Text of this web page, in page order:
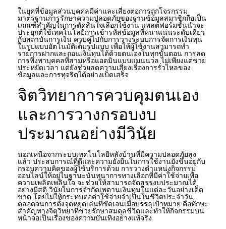
ในยุคที่ข้อมูลส่วนบุคคลมีค่าและเสี่ยงต่อการถูกโจรกรรม
มาตรฐานการรักษาความปลอดภัยของฐานข้อมูลสมาชิกถือเป็น
เกณฑ์สำคัญในการตัดสินใจเลือกใช้งาน แพลตฟอร์มชั้นนำจะ
ประยุกต์ใช้เทคโนโลยีการเข้ารหัสข้อมูลที่หนาแน่นระดับเดียว
กับสถาบันการเงิน ควบคู่ไปกับการวางระบบการจัดการเงินทุน
ในรูปแบบอัตโนมัติเต็มรูปแบบ เพื่อให้ผู้ใช้งานสามารถทำ
รายการฝากและถอนเงินทุนได้ด้วยตนเองในทุกขั้นตอน การลด
การพึ่งพาบุคคลที่สามหรือแอดมินแบบแมนนวล ไม่เพียงแต่ช่วย
ประหยัดเวลา แต่ยังช่วยลดความเสี่ยงเรื่องการรั่วไหลของ
ข้อมูลและการทุจริตได้อย่างเบ็ดเสร็จ
จิตวิทยาการควบคุมตนเอง
และการวางกรอบงบ
ประมาณอย่างมีวินัย
นอกเหนือจากระบบเทคโนโลยีหลังบ้านที่มีความปลอดภัยสูง
แล้ว ประสบการณ์ที่ดีและความยั่งยืนในการใช้งานยังขึ้นอยู่กับ
กรอบความคิดของผู้ใช้บริการด้วย การวางตำแหน่งกิจกรรม
ออนไลน์ให้อยู่ในฐานะนันทนาการทางเลือกที่มีค่าใช้จ่ายเพื่อ
ความเพลิดเพลินใจ จะช่วยให้สามารถจัดสรรงบประมาณได้
อย่างมีสติ วินัยในการจำกัดเพดานเงินทุนในแต่ละวันอย่างเด็ด
ขาด โดยไม่ให้กระทบต่อค่าใช้จ่ายจำเป็นในชีวิตประจำวัน
ตลอดจนการตั้งจุดหยุดเล่นที่ชัดเจนเมื่อบรรลุเป้าหมาย คือทักษะ
สำคัญทางจิตวิทยาที่ช่วยรักษาสมดุลชีวิตและทำให้กิจกรรมบน
หน้าจอเป็นเรื่องของความบันเทิงอย่างแท้จริง